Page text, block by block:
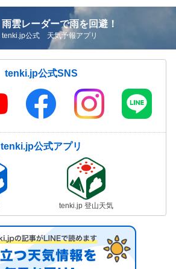
雨雲レーダーで雨を回避！
tenki.jp公式 天気予報アプリ
tenki.jp公式SNS
tenki.jp公式アプリ
tenki.jp 登山天気